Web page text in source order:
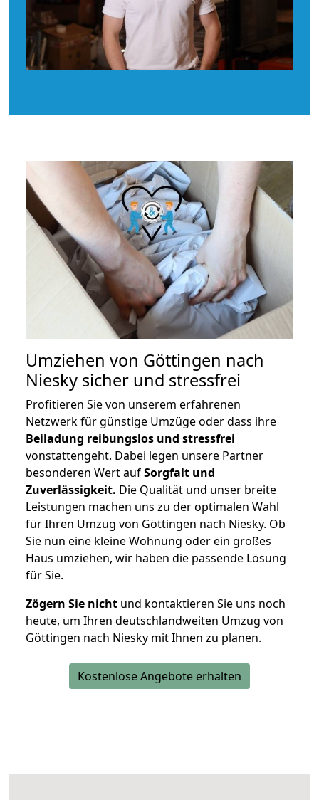
Umziehen von Göttingen nach
Niesky sicher und stressfrei
Profitieren Sie von unserem erfahrenen
Netzwerk für günstige Umzüge oder dass ihre
Beiladung reibungslos und stressfrei
vonstattengeht. Dabei legen unsere Partner
besonderen Wert aufSorgfalt und
Zuverlässigkeit. Die Qualität und unser breite
Leistungen machen uns zu der optimalen Wahl
für Ihren Umzug von Göttingen nach Niesky. Ob
Sie nun eine kleine Wohnung oder ein großes
Haus umziehen, wir haben die passende Lösung
für Sie.
Zögern Sie nicht und kontaktieren Sie uns noch
heute, um Ihren deutschlandweiten Umzug von
Göttingen nach Niesky mit Ihnen zu planen.
Kostenlose Angebote erhalten